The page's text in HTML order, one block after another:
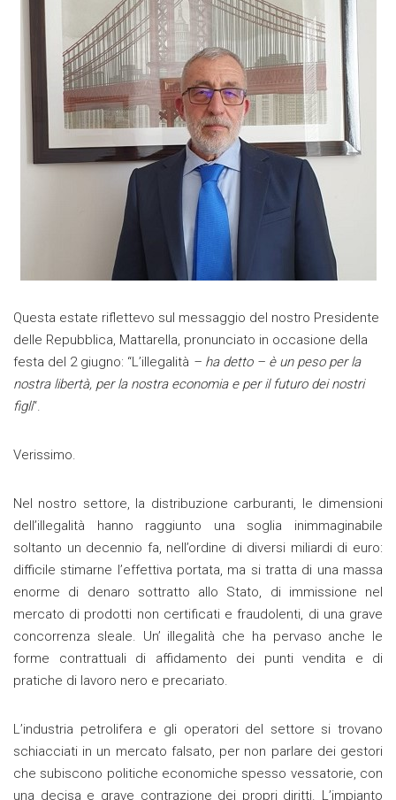
Questa estate riflettevo sul messaggio del nostro Presidente
delle Repubblica, Mattarella, pronunciato in occasione della
festa del 2 giugno: “L’illegalità – ha detto – è un peso per la
nostra libertà, per la nostra economia e per il futuro dei nostri
figli“.
Verissimo.
Nel nostro settore, la distribuzione carburanti, le dimensioni
dell’illegalità hanno raggiunto una soglia inimmaginabile
soltanto un decennio fa, nell’ordine di diversi miliardi di euro:
difficile stimarne l’effettiva portata, ma si tratta di una massa
enorme di denaro sottratto allo Stato, di immissione nel
mercato di prodotti non certificati e fraudolenti, di una grave
concorrenza sleale. Un’ illegalità che ha pervaso anche le
forme contrattuali di affidamento dei punti vendita e di
pratiche di lavoro nero e precariato.
L’industria petrolifera e gli operatori del settore si trovano
schiacciati in un mercato falsato, per non parlare dei gestori
che subiscono politiche economiche spesso vessatorie, con
una decisa e grave contrazione dei propri diritti. L’impianto